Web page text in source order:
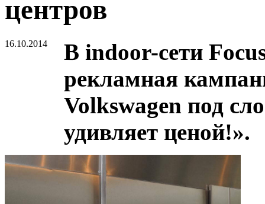
центров
16.10.2014
В indoor-сети
рекламная
Volkswagen под
удивляет ценой!».